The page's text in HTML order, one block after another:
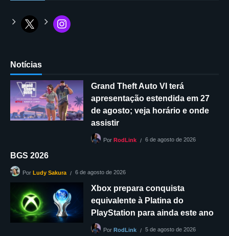
Notícias
Grand Theft Auto VI terá
apresentação estendida em 27
de agosto; veja horário e onde
assistir
Por RodLink 6 de agosto de 2026
BGS 2026
Por Ludy Sakura 6 de agosto de 2026
Xbox prepara conquista
equivalente à Platina do
PlayStation para ainda este ano
Por RodLink 5 de agosto de 2026